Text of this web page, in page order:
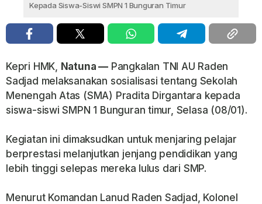
Kepada Siswa-Siswi SMPN 1 Bunguran Timur
Kepri HMK, Natuna — Pangkalan TNI AU Raden
Sadjad melaksanakan sosialisasi tentang Sekolah
Menengah Atas (SMA) Pradita Dirgantara kepada
siswa-siswi SMPN 1 Bunguran timur, Selasa (08/01).
Kegiatan ini dimaksudkan untuk menjaring pelajar
berprestasi melanjutkan jenjang pendidikan yang
lebih tinggi selepas mereka lulus dari SMP.
Menurut Komandan Lanud Raden Sadjad, Kolonel